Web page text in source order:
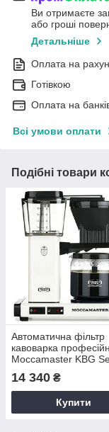
Ви отримаєте
або гроші
Детальніше
Оплата на
Готівкою
Оплата на
Всі умови оплати
Подібні товари
Автоматична фільтр
кавоварка
Moccamaster KBG
фільтраційна
14 340 ₴
Купити